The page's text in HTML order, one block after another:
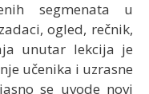
segmenata u
ogled, rečnik,
unutar lekcija je
učenika i uzrasne
se uvode novi